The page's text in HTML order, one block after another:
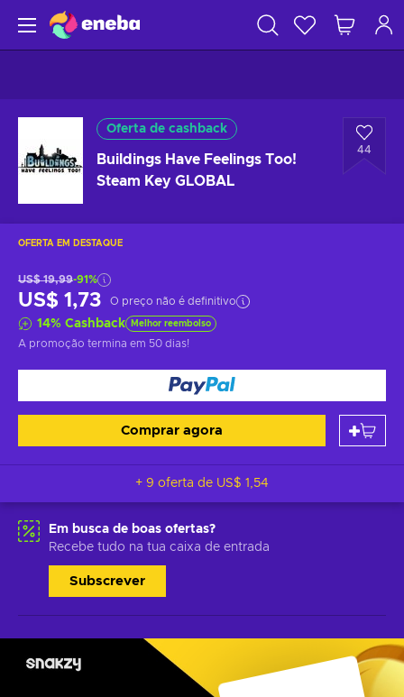
Oferta de cashback
Buildings Have Feelings Too!
Steam Key GLOBAL
44
OFERTA EM DESTAQUE
US$ 19,99-91%
US$ 1,73 O preço não é definitivo
14% Cashback Melhor reembolso
A promoção termina em 50 dias!
Comprar agora
+ 9 oferta de US$ 1,54
Em busca de boas ofertas?
Recebe tudo na tua caixa de entrada
Subscrever